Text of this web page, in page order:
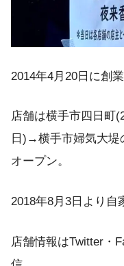
2014年4月20日に創業
店舗は横手市四日町
日)→横手市婦気大堤
オープン。
2018年8月3日より自
店舗情報はTwitter・